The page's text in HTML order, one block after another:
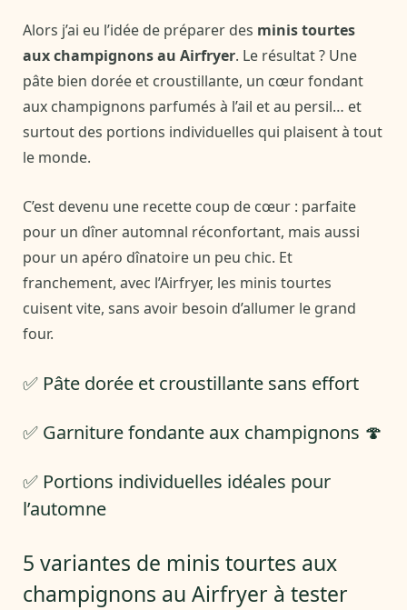
Alors j’ai eu l’idée de préparer des minis tourtes
aux champignons au Airfryer. Le résultat ? Une
pâte bien dorée et croustillante, un cœur fondant
aux champignons parfumés à l’ail et au persil… et
surtout des portions individuelles qui plaisent à tout
le monde.
C’est devenu une recette coup de cœur : parfaite
pour un dîner automnal réconfortant, mais aussi
pour un apéro dînatoire un peu chic. Et
franchement, avec l’Airfryer, les minis tourtes
cuisent vite, sans avoir besoin d’allumer le grand
four.
✅ Pâte dorée et croustillante sans effort
✅ Garniture fondante aux champignons 🍄
✅ Portions individuelles idéales pour
l’automne
5 variantes de minis tourtes aux
champignons au Airfryer à tester